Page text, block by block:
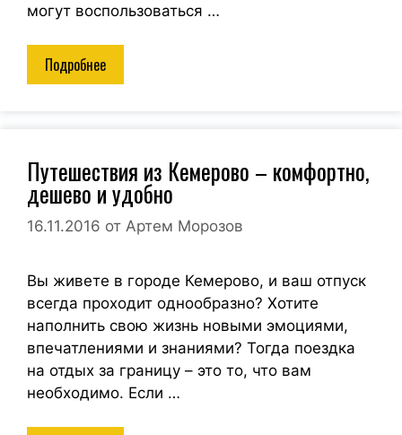
могут воспользоваться …
Подробнее
Путешествия из Кемерово – комфортно,
дешево и удобно
16.11.2016 от Артем Морозов
Вы живете в городе Кемерово, и ваш отпуск
всегда проходит однообразно? Хотите
наполнить свою жизнь новыми эмоциями,
впечатлениями и знаниями? Тогда поездка
на отдых за границу – это то, что вам
необходимо. Если …